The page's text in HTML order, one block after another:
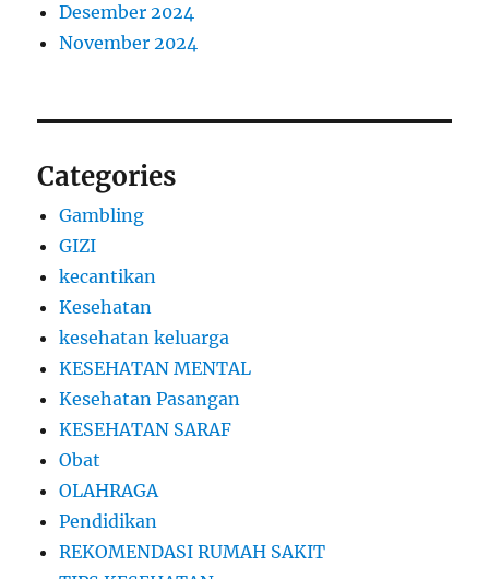
Desember 2024
November 2024
Categories
Gambling
GIZI
kecantikan
Kesehatan
kesehatan keluarga
KESEHATAN MENTAL
Kesehatan Pasangan
KESEHATAN SARAF
Obat
OLAHRAGA
Pendidikan
REKOMENDASI RUMAH SAKIT